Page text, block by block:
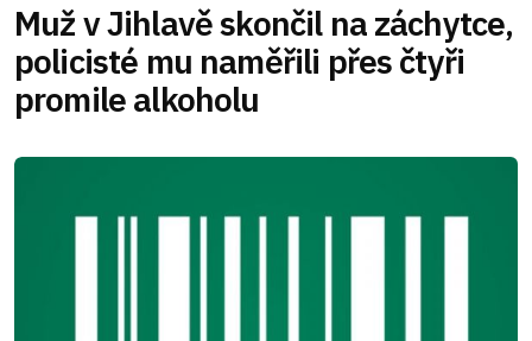
Muž v Jihlavě skončil na záchytce,
policisté mu naměřili přes čtyři
promile alkoholu